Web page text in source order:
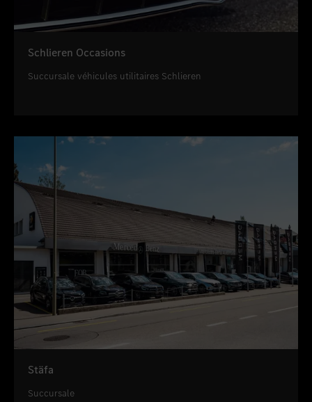
Schlieren Occasions
Succursale véhicules utilitaires Schlieren
Stäfa
Succursale